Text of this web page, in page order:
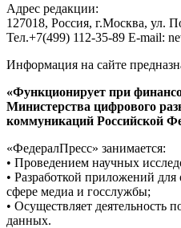
Адрес редакции:
127018, Россия, г.Москва, ул.
Тел.+7(499) 112-35-89 E-mail:
Информация на сайте
«Функционирует при
Министерства цифрового
коммуникаций Российской
«ФедералПресс» занимается:
• Проведением научных
• Разработкой приложений для
сфере медиа и госслужбы;
• Осуществляет деятельность
данных.